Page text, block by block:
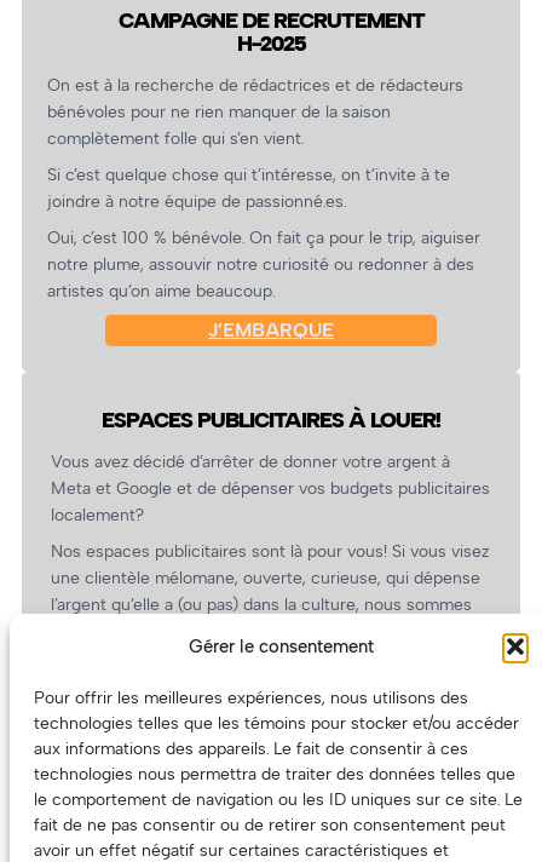
Gérer le consentement
Pour offrir les meilleures expériences, nous utilisons des
technologies telles que les témoins pour stocker et/ou accéder
aux informations des appareils. Le fait de consentir à ces
technologies nous permettra de traiter des données telles que
le comportement de navigation ou les ID uniques sur ce site. Le
fait de ne pas consentir ou de retirer son consentement peut
avoir un effet négatif sur certaines caractéristiques et
CAMPAGNE DE RECRUTEMENT
H-2025
On est à la recherche de rédactrices et de rédacteurs
bénévoles pour ne rien manquer de la saison
complètement folle qui s’en vient.
Si c’est quelque chose qui t’intéresse, on t’invite à te
joindre à notre équipe de passionné.es.
Oui, c’est 100 % bénévole. On fait ça pour le trip, aiguiser
notre plume, assouvir notre curiosité ou redonner à des
artistes qu’on aime beaucoup.
J’EMBARQUE
ESPACES PUBLICITAIRES À LOUER!
Vous avez décidé d’arrêter de donner votre argent à
Meta et Google et de dépenser vos budgets publicitaires
localement?
Nos espaces publicitaires sont là pour vous! Si vous visez
une clientèle mélomane, ouverte, curieuse, qui dépense
l’argent qu’elle a (ou pas) dans la culture, nous sommes
revient.
(Oui, on va avoir des tarifs spéciaux pour vous, les
artistes!)